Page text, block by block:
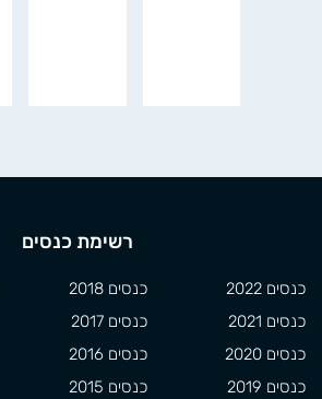
רשימת כנסים
כנסים 2022
כנסים 2021
כנסים 2020
כנסים 2019
כנסים 2018
כנסים 2017
כנסים 2016
כנסים 2015